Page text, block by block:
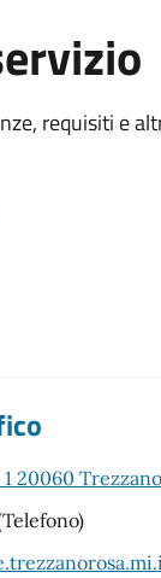
requisiti e
20060